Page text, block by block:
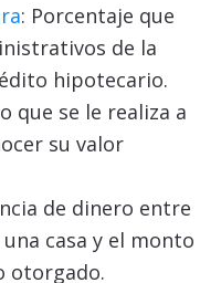
: Porcentaje que
de la
hipotecario.
que se le realiza a
su valor
de dinero entre
casa y el monto
otorgado.